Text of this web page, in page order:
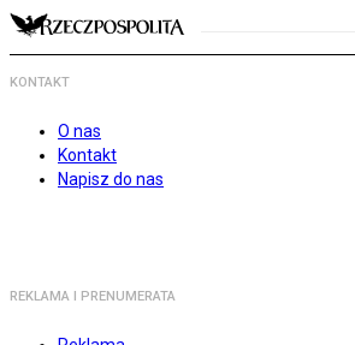
KONTAKT
O nas
Kontakt
Napisz do nas
REKLAMA I PRENUMERATA